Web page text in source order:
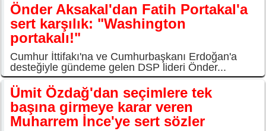
Önder Aksakal'dan Fatih Portakal'a
sert karşılık: "Washington
portakalı!"
Cumhur İttifakı'na ve Cumhurbaşkanı Erdoğan'a
desteğiyle gündeme gelen DSP lideri Önder...
Ümit Özdağ'dan seçimlere tek
başına girmeye karar veren
Muharrem İnce'ye sert sözler